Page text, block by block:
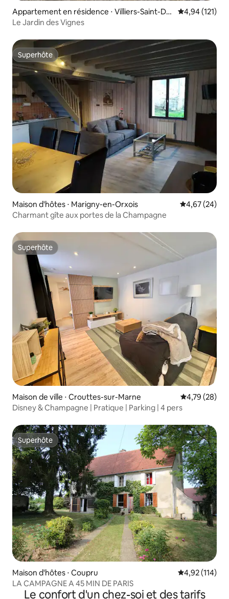
Appartement en résidence ⋅ Villiers-Saint-De
nis
Évaluation
4,94 (121)
Le Jardin des Vignes
Superhôte
Superhôte
Maison d'hôtes ⋅ Marigny-en-Orxois Évaluation
4,67 (24)
Charmant gîte aux portes de la Champagne
Superhôte
Superhôte
Maison de ville ⋅ Crouttes-sur-Marne Évaluation
4,79 (28)
Disney & Champagne | Pratique | Parking | 4 pers
Superhôte
Superhôte
Maison d'hôtes ⋅ Coupru Évaluation
4,92 (114)
LA CAMPAGNE A 45 MIN DE PARIS
Le confort d'un chez-soi et des tarifs